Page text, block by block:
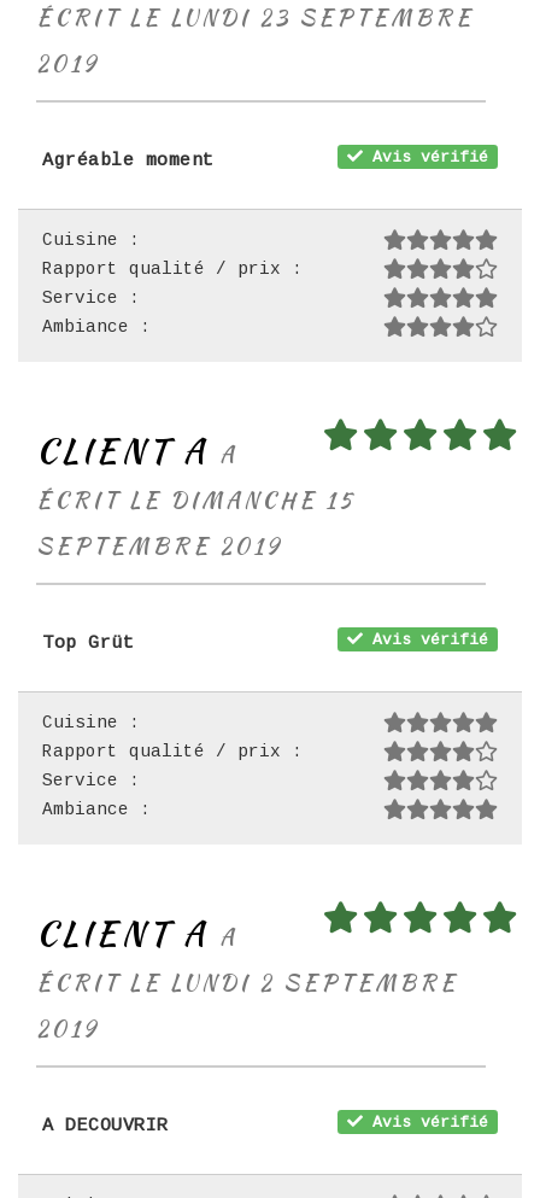
ÉCRIT LE LUNDI 23 SEPTEMBRE
2019
Avis vérifié
Agréable moment
Cuisine :
Rapport qualité / prix :
Service :
Ambiance :
CLIENT A A
ÉCRIT LE DIMANCHE 15
SEPTEMBRE 2019
Avis vérifié
Top Grüt
Cuisine :
Rapport qualité / prix :
Service :
Ambiance :
CLIENT A A
ÉCRIT LE LUNDI 2 SEPTEMBRE
2019
Avis vérifié
A DECOUVRIR